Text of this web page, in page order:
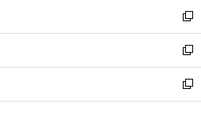
く
で
開
く
ド
ウ
で
開
く
ィ
ン
ド
ウ
で
開
い
ウ
ィ
ン
ド
ウ
新
し
い
ウ
ィ
ン
新
し
い
ウ
新
し